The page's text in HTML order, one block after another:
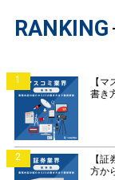
RANKING
1
【
書き
2
【
方か